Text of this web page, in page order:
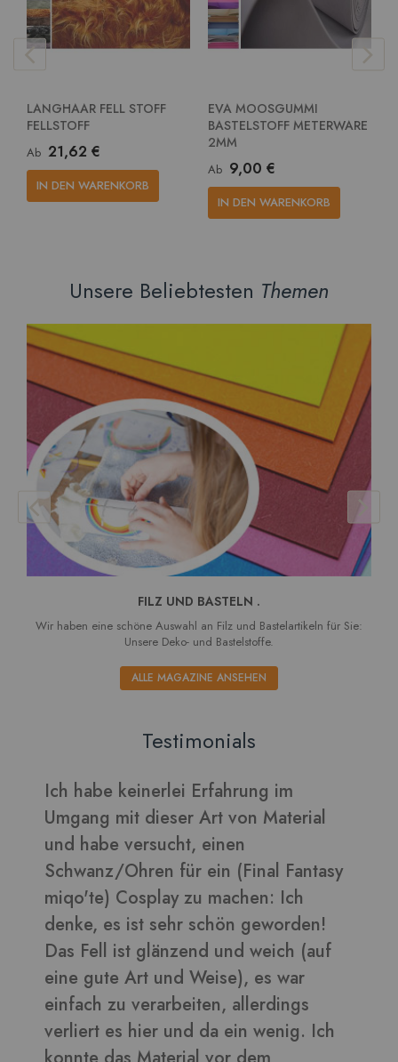
LANGHAAR FELL STOFF
FELLSTOFF
Ab 21,62 €
IN DEN WARENKORB
EVA MOOSGUMMI
BASTELSTOFF METERWARE
2MM
Ab 9,00 €
IN DEN WARENKORB
Unsere Beliebtesten Themen
FILZ UND BASTELN .
Wir haben eine schöne Auswahl an Filz und Bastelartikeln für Sie:
Unsere Deko- und Bastelstoffe.
ALLE MAGAZINE ANSEHEN
Testimonials
im
Material
Fantasy
Ich
geworden!
weich (auf
es war
wenig. Ich
Verarbeitet sich gut und die
daraus sehen toll aus ????
Bilder in dieser Rezension
Vera-Kunden